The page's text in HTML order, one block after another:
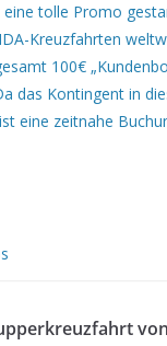
eine tolle Promo
Kreuzfahrten
100€
das Kontingent in
eine zeitnahe